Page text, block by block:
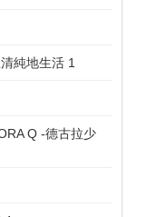
純地生活 1
Q -德古拉少